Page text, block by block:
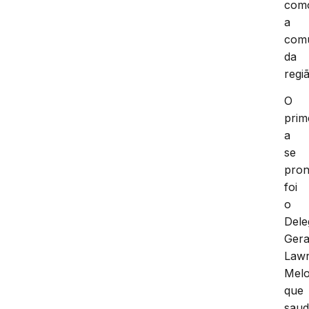
a
da
O
a
se
foi
o
que